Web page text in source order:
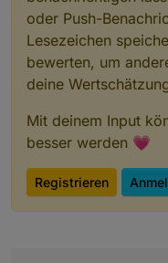
Am Ende
oder Push-
Lesezeichen
bewerten, um
deine
Mit deinem Input
besser werden 💗
Registrieren